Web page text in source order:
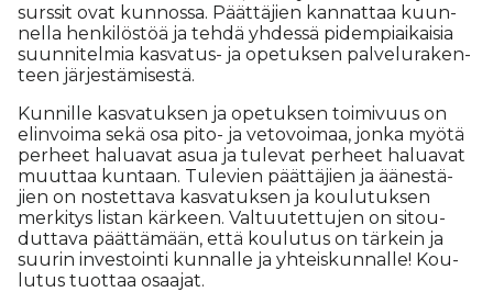
surs­sit ovat kun­nos­sa. Päät­tä­jien kan­nat­taa kuun­
nel­la hen­ki­lös­töä ja teh­dä yh­des­sä pi­dem­pi­ai­kai­sia
suun­ni­tel­mia kas­va­tus- ja ope­tuk­sen pal­ve­lu­ra­ken­
teen jär­jes­tä­mi­ses­tä.
Kun­nil­le kas­va­tuk­sen ja ope­tuk­sen toi­mi­vuus on
elin­voi­ma sekä osa pito- ja ve­to­voi­maa, jon­ka myö­tä
per­heet ha­lu­a­vat asua ja tu­le­vat per­heet ha­lu­a­vat
muut­taa kun­taan. Tu­le­vien päät­tä­jien ja ää­nes­tä­
jien on nos­tet­ta­va kas­va­tuk­sen ja kou­lu­tuk­sen
mer­ki­tys lis­tan kär­keen. Val­tuu­tet­tu­jen on si­tou­
dut­ta­va päät­tä­mään, et­tä kou­lu­tus on tär­kein ja
suu­rin in­ves­toin­ti kun­nal­le ja yh­teis­kun­nal­le! Kou­
lu­tus tuot­taa osaa­jat.